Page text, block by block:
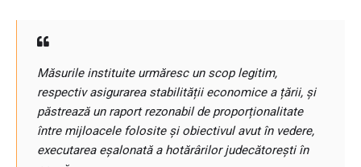
Măsurile instituite urmăresc un scop legitim,
respectiv asigurarea stabilității economice a țării, și
păstrează un raport rezonabil de proporționalitate
între mijloacele folosite și obiectivul avut în vedere,
executarea eșalonată a hotărârilor judecătorești în